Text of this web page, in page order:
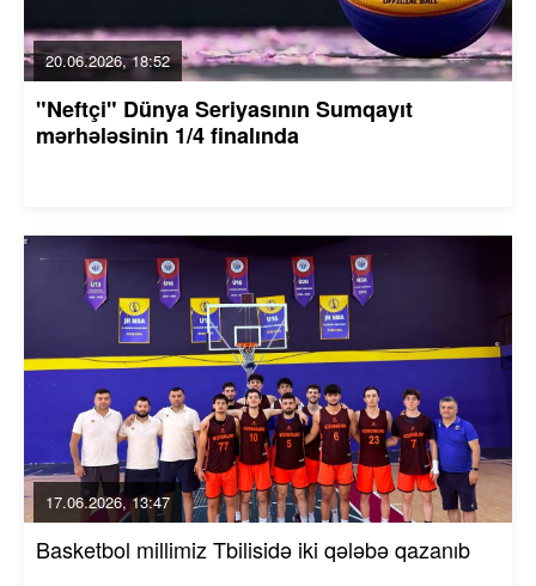
20.06.2026, 18:52
"Neftçi" Dünya Seriyasının Sumqayıt
mərhələsinin 1/4 finalında
17.06.2026, 13:47
Basketbol millimiz Tbilisidə iki qələbə qazanıb